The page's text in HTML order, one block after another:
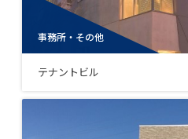
事務所・その他
テナントビル